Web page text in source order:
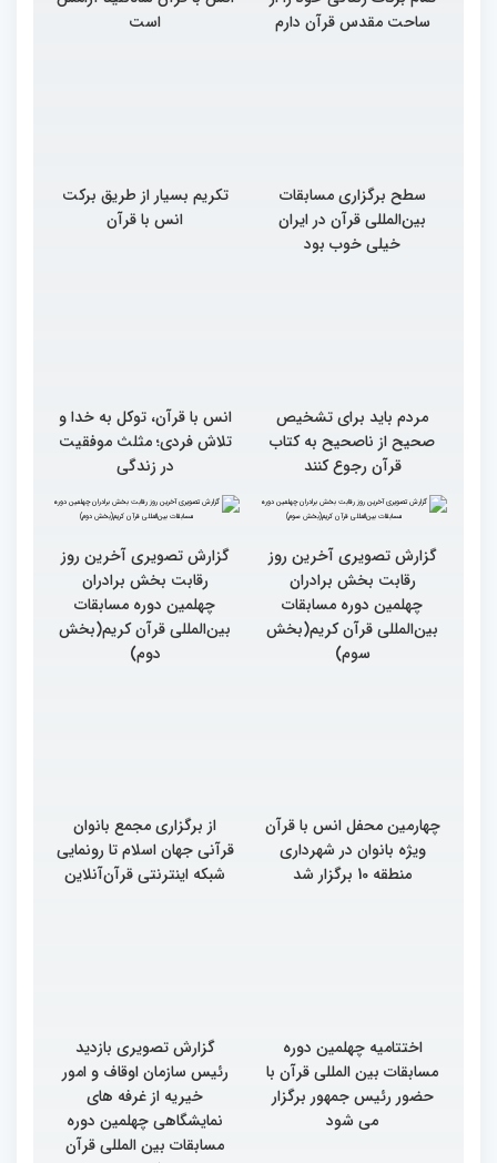
ساحت مقدس قرآن دارم
است
سطح برگزاری مسابقات
بین‌المللی قرآن در ایران
خیلی خوب بود
تکریم بسیار از طریق برکت
انس با قرآن
مردم باید برای تشخیص
صحیح از ناصحیح به کتاب
قرآن رجوع کنند
انس با قرآن، توکل به خدا و
تلاش فردی؛ مثلث موفقیت
در زندگی
گزارش تصویری آخرین روز
رقابت بخش برادران
گزارش تصویری آخرین روز
رقابت بخش برادران
اختتامیه چهلمین دوره
گزارش تصویری بازدید
رئیس سازمان اوقاف و امور